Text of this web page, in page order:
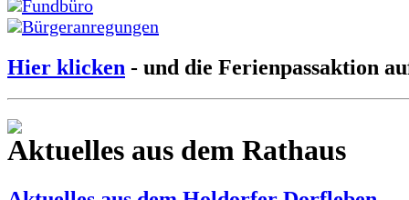
Fundbüro
Bürgeranregungen
Hier klicken - und die Ferienpassaktion
Aktuelles aus dem Rathaus